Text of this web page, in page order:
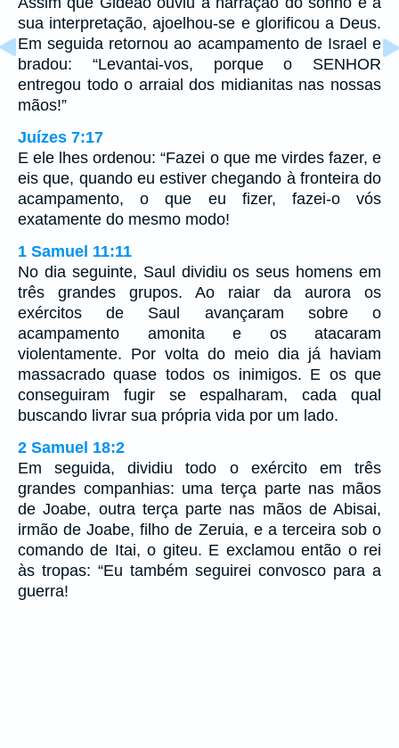
sua interpretação, ajoelhou-se e glorificou a Deus.
Em seguida retornou ao acampamento de Israel e
bradou: “Levantai-vos, porque o SENHOR
entregou todo o arraial dos midianitas nas nossas
mãos!”
Juízes 7:17
E ele lhes ordenou: “Fazei o que me virdes fazer, e
eis que, quando eu estiver chegando à fronteira do
acampamento, o que eu fizer, fazei-o vós
exatamente do mesmo modo!
1 Samuel 11:11
No dia seguinte, Saul dividiu os seus homens em
três grandes grupos. Ao raiar da aurora os
exércitos de Saul avançaram sobre o
acampamento amonita e os atacaram
violentamente. Por volta do meio dia já haviam
massacrado quase todos os inimigos. E os que
conseguiram fugir se espalharam, cada qual
buscando livrar sua própria vida por um lado.
2 Samuel 18:2
Em seguida, dividiu todo o exército em três
grandes companhias: uma terça parte nas mãos
de Joabe, outra terça parte nas mãos de Abisai,
irmão de Joabe, filho de Zeruia, e a terceira sob o
comando de Itai, o giteu. E exclamou então o rei
às tropas: “Eu também seguirei convosco para a
guerra!